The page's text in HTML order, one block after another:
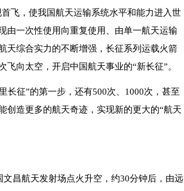
飞，使我国航天运输系统水平和能力进入世
一次性使用向重复使用、由单一航天运输
天综合实力的不断增强，长征系列运载火箭
向太空，开启中国航天事业的“新长征”。
长征”的第一步，还有500次、1000次，甚至
创造更多的航天奇迹，实现新的更大的“航天
昌航天发射场点火升空，约30分钟后，由远